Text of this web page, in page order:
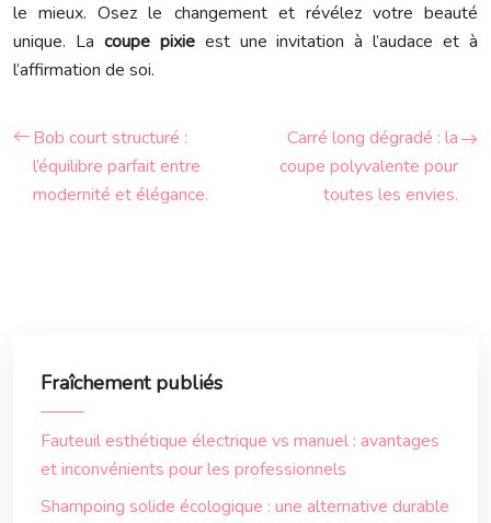
le mieux. Osez le changement et révélez votre beauté
unique. La coupe pixie est une invitation à l’audace et à
l’affirmation de soi.
Bob court structuré :
l’équilibre parfait entre
modernité et élégance.
Carré long dégradé : la
coupe polyvalente pour
toutes les envies.
Fraîchement publiés
Fauteuil esthétique électrique vs manuel : avantages
et inconvénients pour les professionnels
Shampoing solide écologique : une alternative durable